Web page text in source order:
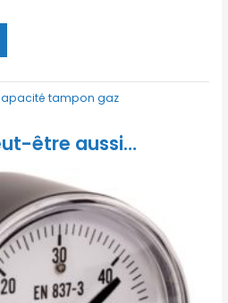
tampon gaz
être aussi…